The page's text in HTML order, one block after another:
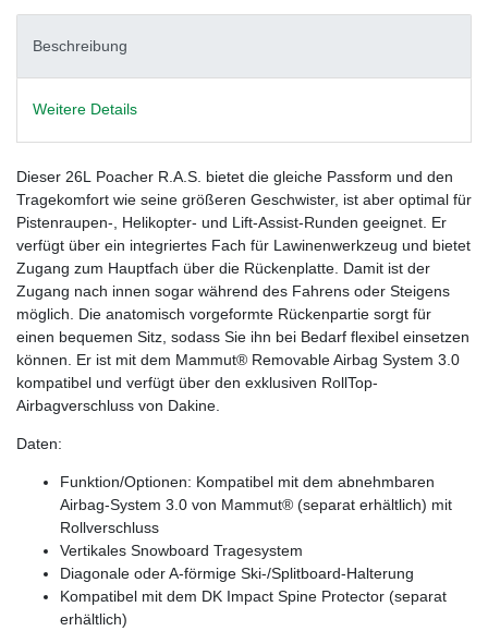
Beschreibung
Weitere Details
Dieser 26L Poacher R.A.S. bietet die gleiche Passform und den
Tragekomfort wie seine größeren Geschwister, ist aber optimal für
Pistenraupen-, Helikopter- und Lift-Assist-Runden geeignet. Er
verfügt über ein integriertes Fach für Lawinenwerkzeug und bietet
Zugang zum Hauptfach über die Rückenplatte. Damit ist der
Zugang nach innen sogar während des Fahrens oder Steigens
möglich. Die anatomisch vorgeformte Rückenpartie sorgt für
einen bequemen Sitz, sodass Sie ihn bei Bedarf flexibel einsetzen
können. Er ist mit dem Mammut® Removable Airbag System 3.0
kompatibel und verfügt über den exklusiven RollTop-
Airbagverschluss von Dakine.
Daten:
Funktion/Optionen: Kompatibel mit dem abnehmbaren
Airbag-System 3.0 von Mammut® (separat erhältlich) mit
Rollverschluss
Vertikales Snowboard Tragesystem
Diagonale oder A-förmige Ski-/Splitboard-Halterung
Kompatibel mit dem DK Impact Spine Protector (separat
erhältlich)